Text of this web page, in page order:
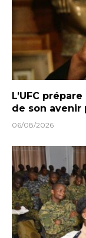
L’UFC
de son avenir
06/08/2026